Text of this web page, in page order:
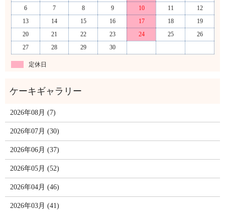
6
7 8 9 10 11
12
13
14 15 16 17 18
19
20
21 22 23 24 25
26
27
28 29 30
定休日
2026年08月 (7)
2026年07月 (30)
2026年06月 (37)
2026年05月 (52)
2026年04月 (46)
2026年03月 (41)